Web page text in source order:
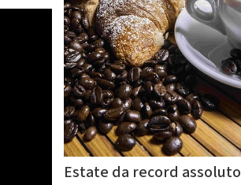
Estate da record assoluto